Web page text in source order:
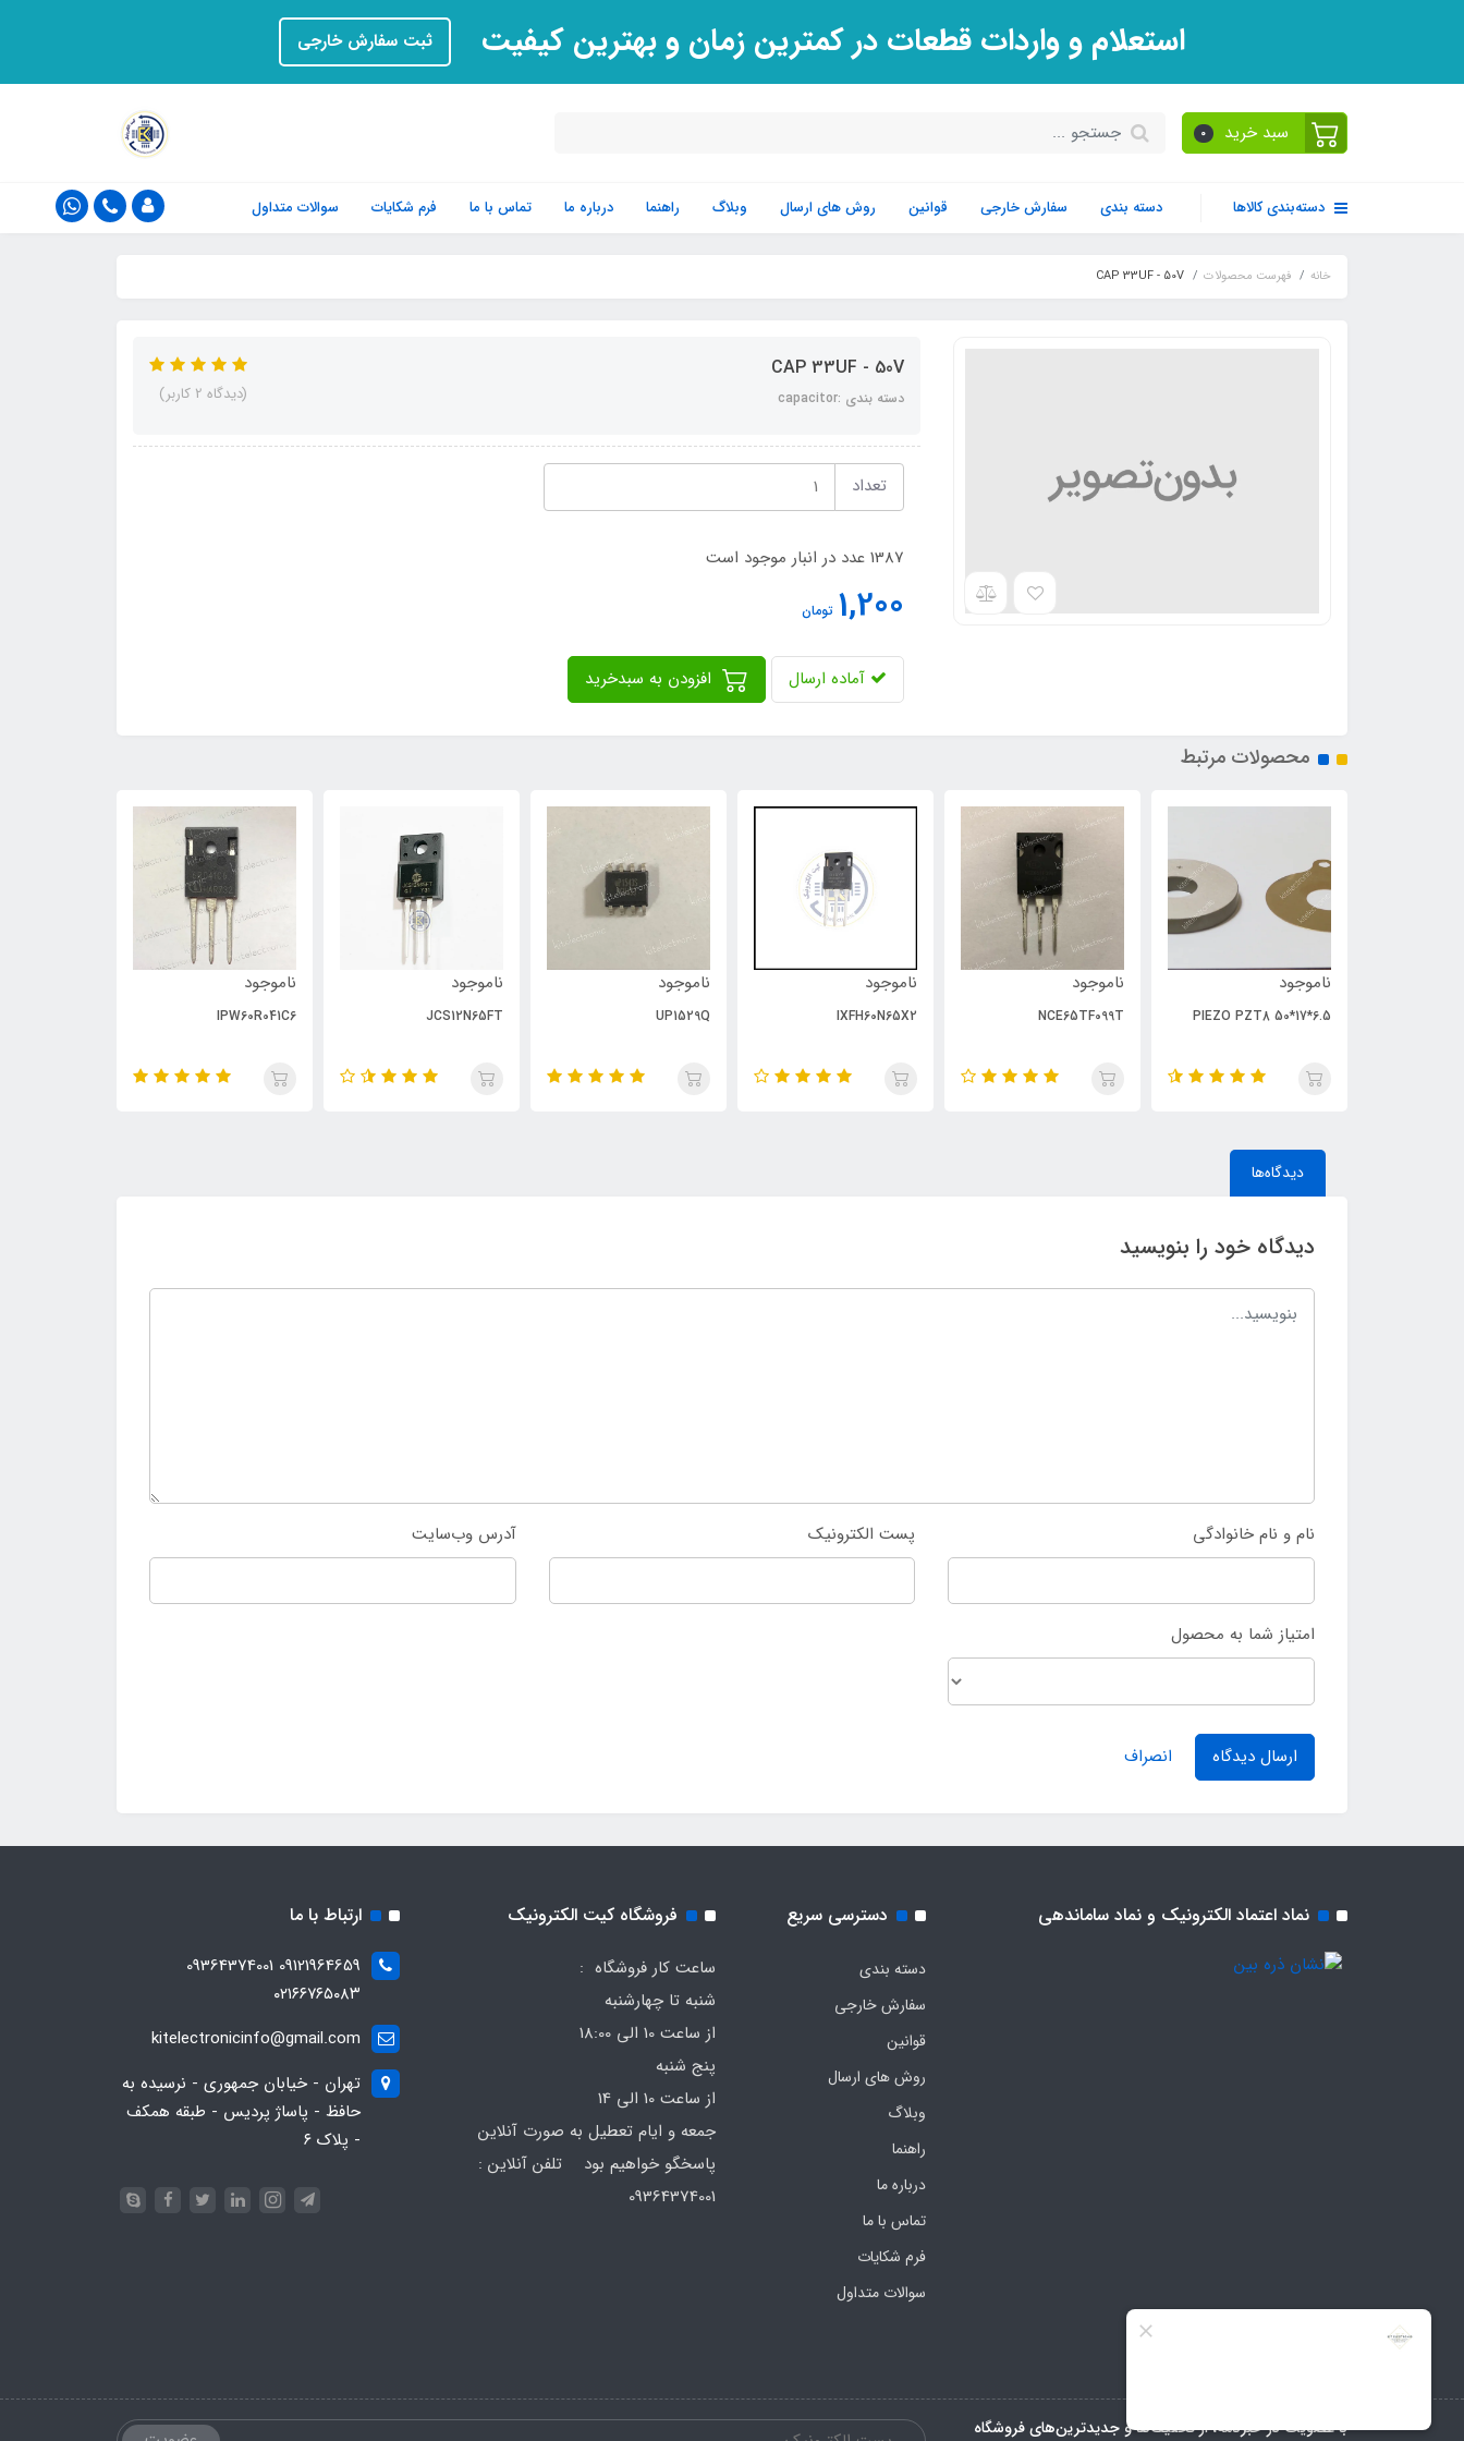
استعلام و واردات قطعات در کمترین زمان و بهترین کیفیت ثبت سفارش خارجی
سبد خرید 0
دسته‌بندی کالاها دسته بندی سفارش خارجی قوانین روش های ارسال وبلاگ راهنما درباره ما تماس با ما فرم‌ شکایات سوالات متداول
خانه فهرست محصولات CAP 33UF - 50V
CAP 33UF - 50V
دسته بندی :capacitor (دیدگاه 2 کاربر)
تعداد
1387 عدد در انبار موجود است
1,200 تومان
آماده ارسال
محصولات مرتبط
ناموجود
PIEZO PZT8 50*17*6.5
ناموجود
NCE65TF099T
ناموجود
IXFH60N65X2
ناموجود
UP1529Q
ناموجود
JCS12N65FT
ناموجود
IPW60R041C6
دیدگاه‌ها
دیدگاه خود را بنویسید
نام و نام خانوادگی پست الکترونیک آدرس وب‌سایت
امتیاز شما به محصول
ارسال دیدگاه انصراف
نماد اعتماد الکترونیک و نماد ساماندهی دسترسی سریع
دسته بندی
سفارش خارجی
قوانین
روش های ارسال
وبلاگ
راهنما
درباره ما
تماس با ما
فرم‌ شکایات
سوالات متداول
فروشگاه کیت الکترونیک
ساعت کار فروشگاه :
شنبه تا چهارشنبه
از ساعت 10 الی 18:00
پنج شنبه
از ساعت 10 الی 14
جمعه و ایام تعطیل به صورت آنلاین
پاسخگو خواهیم بود تلفن آنلاین :
ارتباط با ما
09121964659 09364374001
۰۲۱۶۶۷۶۵۰۸۳
kitelectronicinfo@gmail.com
تهران - خیابان جمهوری - نرسیده به
حافظ - پاساژ پردیس - طبقه همکف
- پلاک ۶
با عضویت در خبرنامه، از تخفیف‌ها و جدیدترین‌های فروشگاه